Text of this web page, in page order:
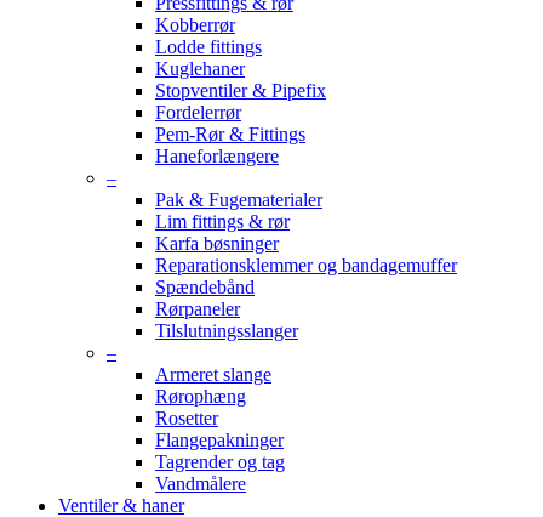
Kobberrør
Lodde fittings
Kuglehaner
Stopventiler & Pipefix
Fordelerrør
Pem-Rør & Fittings
Haneforlængere
–
Pak & Fugematerialer
Lim fittings & rør
Karfa bøsninger
Reparationsklemmer og bandagemuffer
Spændebånd
Rørpaneler
Tilslutningsslanger
–
Armeret slange
Rørophæng
Rosetter
Flangepakninger
Tagrender og tag
Vandmålere
Ventiler & haner